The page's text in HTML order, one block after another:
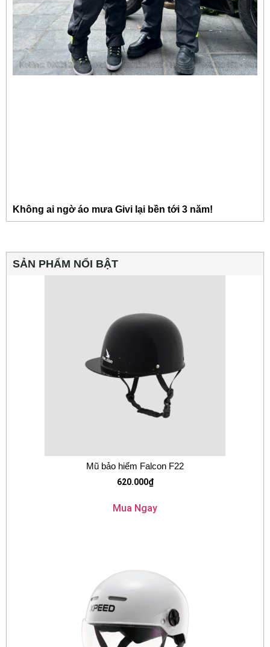
Không ai ngờ áo mưa Givi lại bền tới 3 năm!
SẢN PHẨM NỔI BẬT
Mũ bảo hiểm Falcon F22
620.000₫
Mua Ngay